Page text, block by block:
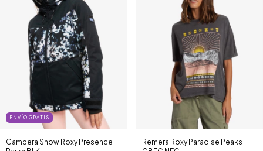
ENVÍO GRATIS
Campera Snow Roxy Presence
Remera Roxy Paradise Peaks